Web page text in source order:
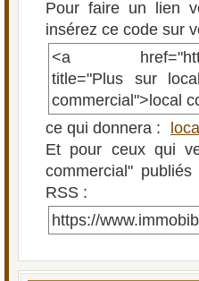
Pour faire un lien
insérez ce code sur
<a href="https://
title="Plus sur
commercial">local
ce qui donnera :
Et pour ceux qui
commercial"
RSS :
https://